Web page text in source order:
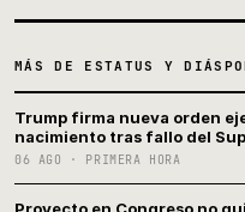
MÁS DE ESTATUS Y
Trump firma nueva orden
nacimiento tras fallo del
06 AGO · PRIMERA HORA